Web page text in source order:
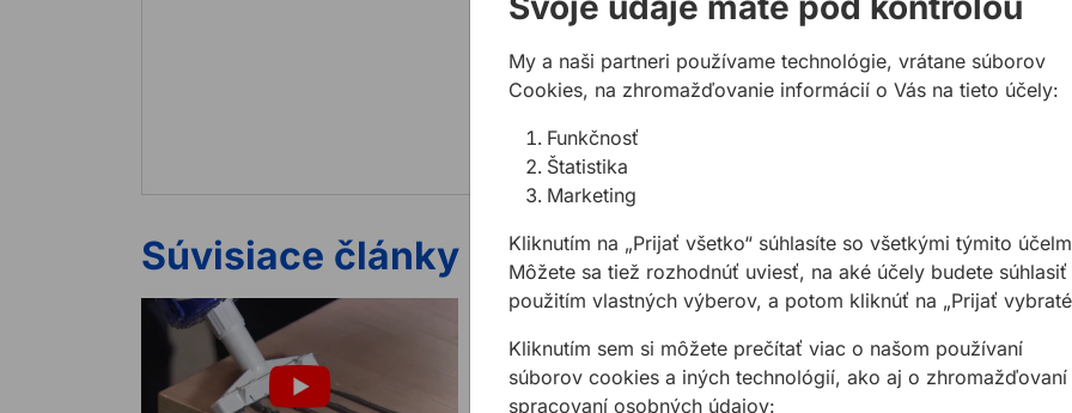
02 623 109 20
allmedia@allmedia.sk
Súvisiace články
My a naši partneri používame technológie, vrátane súborov
Cookies, na zhromažďovanie informácií o Vás na tieto účely:
Funkčnosť
Štatistika
Marketing
Kliknutím na „Prijať všetko“ súhlasíte so všetkými týmito
Môžete sa tiež rozhodnúť uviesť, na aké účely budete súhlasiť
použitím vlastných výberov, a potom kliknúť na „Prijať
Kliknutím sem si môžete prečítať viac o našom používaní
súborov cookies a iných technológií, ako aj o zhromažďovaní
spracovaní osobných údajov: